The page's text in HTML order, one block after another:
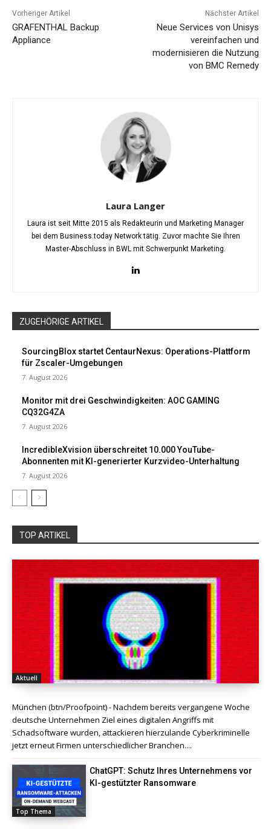
Vorheriger Artikel
GRAFENTHAL Backup
Appliance
Nächster Artikel
Neue Services von Unisys
vereinfachen und
modernisieren die Nutzung
von BMC Remedy
Laura Langer
Laura ist seit Mitte 2015 als Redakteurin und Marketing Manager
bei dem Business.today Network tätig. Zuvor machte Sie Ihren
Master-Abschluss in BWL mit Schwerpunkt Marketing.
ZUGEHÖRIGE ARTIKEL
SourcingBlox startet CentaurNexus: Operations-Plattform
für Zscaler-Umgebungen
7. August 2026
Monitor mit drei Geschwindigkeiten: AOC GAMING
CQ32G4ZA
7. August 2026
IncredibleXvision überschreitet 10.000 YouTube-
Abonnenten mit KI-generierter Kurzvideo-Unterhaltung
7. August 2026
TOP ARTIKEL
Aktuell
München (btn/Proofpoint) - Nachdem bereits vergangene Woche
deutsche Unternehmen Ziel eines digitalen Angriffs mit
Schadsoftware wurden, attackieren hierzulande Cyberkriminelle
jetzt erneut Firmen unterschiedlicher Branchen....
Top Thema
ChatGPT: Schutz Ihres Unternehmens vor
KI-gestützter Ransomware